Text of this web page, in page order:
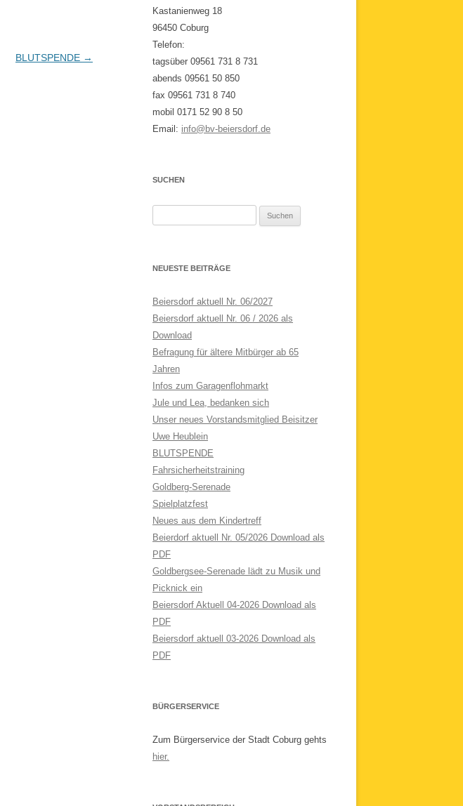
BLUTSPENDE →
Kastanienweg 18
96450 Coburg
Telefon:
tagsüber 09561 731 8 731
abends 09561 50 850
fax 09561 731 8 740
mobil 0171 52 90 8 50
Email: info@bv-beiersdorf.de
SUCHEN
NEUESTE BEITRÄGE
Beiersdorf aktuell Nr. 06/2027
Beiersdorf aktuell Nr. 06 / 2026 als
Download
Befragung für ältere Mitbürger ab 65
Jahren
Infos zum Garagenflohmarkt
Jule und Lea, bedanken sich
Unser neues Vorstandsmitglied Beisitzer
Uwe Heublein
BLUTSPENDE
Fahrsicherheitstraining
Goldberg-Serenade
Spielplatzfest
Neues aus dem Kindertreff
Beierdorf aktuell Nr. 05/2026 Download als
PDF
Goldbergsee-Serenade lädt zu Musik und
Picknick ein
Beiersdorf Aktuell 04-2026 Download als
PDF
Beiersdorf aktuell 03-2026 Download als
PDF
BÜRGERSERVICE
Zum Bürgerservice der Stadt Coburg gehts
hier.